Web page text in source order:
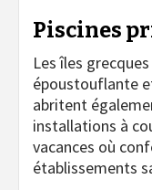
Piscines
Les îles
époustouflante
abritent
installations à
vacances où
établissements